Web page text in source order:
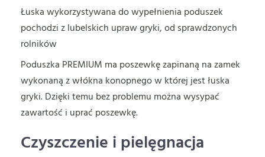
Łuska wykorzystywana do wypełnienia poduszek
pochodzi z lubelskich upraw gryki, od sprawdzonych
rolników
Poduszka PREMIUM ma poszewkę zapinaną na zamek
wykonaną z włókna konopnego w której jest łuska
gryki. Dzięki temu bez problemu można wysypać
zawartość i uprać poszewkę.
Czyszczenie i pielęgnacja